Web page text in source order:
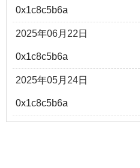
0x1c8c5b6a
2025年06月22日
0x1c8c5b6a
2025年05月24日
0x1c8c5b6a